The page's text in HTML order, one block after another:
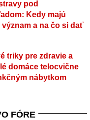
pod
Kedy majú
a na čo si dať
triky pre zdravie a
domáce telocvične
nábytkom
FÓRE